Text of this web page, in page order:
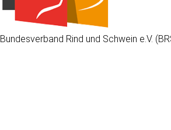
Bundesverband Rind und Schwein e.V.